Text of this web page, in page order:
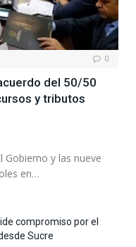
0
del 50/50
y tributos
Gobierno y las nueve
en…
compromiso por el
Sucre